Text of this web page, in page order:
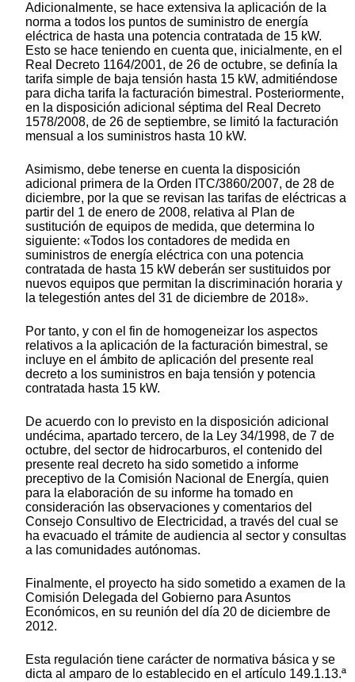
Adicionalmente, se hace extensiva la aplicación de la
norma a todos los puntos de suministro de energía
eléctrica de hasta una potencia contratada de 15 kW.
Esto se hace teniendo en cuenta que, inicialmente, en el
Real Decreto 1164/2001, de 26 de octubre, se definía la
tarifa simple de baja tensión hasta 15 kW, admitiéndose
para dicha tarifa la facturación bimestral. Posteriormente,
en la disposición adicional séptima del Real Decreto
1578/2008, de 26 de septiembre, se limitó la facturación
mensual a los suministros hasta 10 kW.
Asimismo, debe tenerse en cuenta la disposición
adicional primera de la Orden ITC/3860/2007, de 28 de
diciembre, por la que se revisan las tarifas de eléctricas a
partir del 1 de enero de 2008, relativa al Plan de
sustitución de equipos de medida, que determina lo
siguiente: «Todos los contadores de medida en
suministros de energía eléctrica con una potencia
contratada de hasta 15 kW deberán ser sustituidos por
nuevos equipos que permitan la discriminación horaria y
la telegestión antes del 31 de diciembre de 2018».
Por tanto, y con el fin de homogeneizar los aspectos
relativos a la aplicación de la facturación bimestral, se
incluye en el ámbito de aplicación del presente real
decreto a los suministros en baja tensión y potencia
contratada hasta 15 kW.
De acuerdo con lo previsto en la disposición adicional
undécima, apartado tercero, de la Ley 34/1998, de 7 de
octubre, del sector de hidrocarburos, el contenido del
presente real decreto ha sido sometido a informe
preceptivo de la Comisión Nacional de Energía, quien
para la elaboración de su informe ha tomado en
consideración las observaciones y comentarios del
Consejo Consultivo de Electricidad, a través del cual se
ha evacuado el trámite de audiencia al sector y consultas
a las comunidades autónomas.
Finalmente, el proyecto ha sido sometido a examen de la
Comisión Delegada del Gobierno para Asuntos
Económicos, en su reunión del día 20 de diciembre de
2012.
Esta regulación tiene carácter de normativa básica y se
dicta al amparo de lo establecido en el artículo 149.1.13.ª